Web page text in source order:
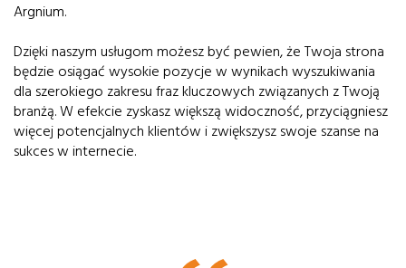
Argnium.
Dzięki naszym usługom możesz być pewien, że Twoja strona
będzie osiągać wysokie pozycje w wynikach wyszukiwania
dla szerokiego zakresu fraz kluczowych związanych z Twoją
branżą. W efekcie zyskasz większą widoczność, przyciągniesz
więcej potencjalnych klientów i zwiększysz swoje szanse na
sukces w internecie.